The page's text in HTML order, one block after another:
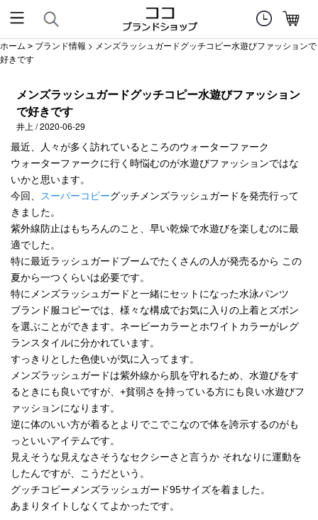
ホーム > ブランド情報 > メンズラッシュガードグッチコピー水遊びファッションで
好きです
メンズラッシュガードグッチコピー水遊びファッション
で好きです
井上 / 2020-06-29
最近、人々が多く訪れているところのウォーターファーク
ウォーターファークに行く時悩むのが水遊びファッションではな
いかと思います。
今回、
スーパーコピーグッチメンズラッシュガードを発売行って
きました。
紫外線防止はもちろんのこと、早い乾燥で水遊びを楽しむのに最
適でした。
特に最近ラッシュガードブームでたくさんの人が発売るから この
夏から一つくらいは必要です。
特にメンズラッシュガードと一緒にセットになった水泳パンツ
ブランド服コピーでは、様々な構成でお気に入りの上着とズボン
を選ぶことができます。ネービーカラーとホワイトカラーがレグ
ランスタイルに分かれています。
すっきりとした色使いが気に入ってます。
メンズラッシュガードは紫外線から肌を守れるため、水遊びをす
るときにも良いですが、+貧弱さを持っている方にも良い水遊びフ
ァッションになります。
逆に体のいい方が着るとよりでこでこなので体を誇示するのがも
っといいアイテムです。
見えそうな見えなさそうなセクシーさと言うか それなりに運動を
したんですが、こうだという。
グッチコピーメンズラッシュガード95サイズを着ました。
あまりタイトしなくてよかったです。